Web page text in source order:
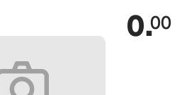
0.00